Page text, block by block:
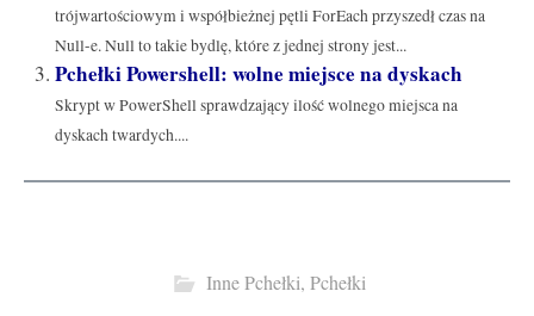
trójwartościowym i współbieżnej pętli ForEach przyszedł czas na
Null-e. Null to takie bydlę, które z jednej strony jest...
Pchełki Powershell: wolne miejsce na dyskach
Skrypt w PowerShell sprawdzający ilość wolnego miejsca na
dyskach twardych....
Inne Pchełki, Pchełki